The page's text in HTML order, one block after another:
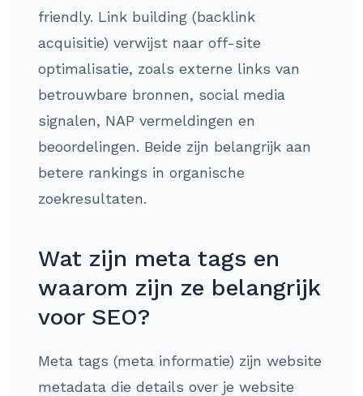
friendly. Link building (backlink
acquisitie) verwijst naar off-site
optimalisatie, zoals externe links van
betrouwbare bronnen, social media
signalen, NAP vermeldingen en
beoordelingen. Beide zijn belangrijk aan
betere rankings in organische
zoekresultaten.
Wat zijn meta tags en
waarom zijn ze belangrijk
voor SEO?
Meta tags (meta informatie) zijn website
metadata die details over je website